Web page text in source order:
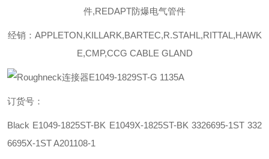
件,REDAPT防爆电气管件
经销：APPLETON,KILLARK,BARTEC,R.STAHL,RITTAL,HAWK
E,CMP,CCG CABLE GLAND
订货号：
Black E1049-1825ST-BK E1049X-1825ST-BK 3326695-1ST 332
6695X-1ST A201108-1